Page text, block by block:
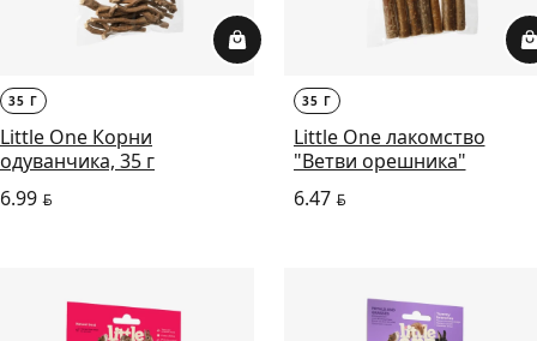
35 Г
Little One Корни
одуванчика, 35 г
6.99 BYN
35 Г
Little One лакомство
"Ветви орешника"
6.47BYN